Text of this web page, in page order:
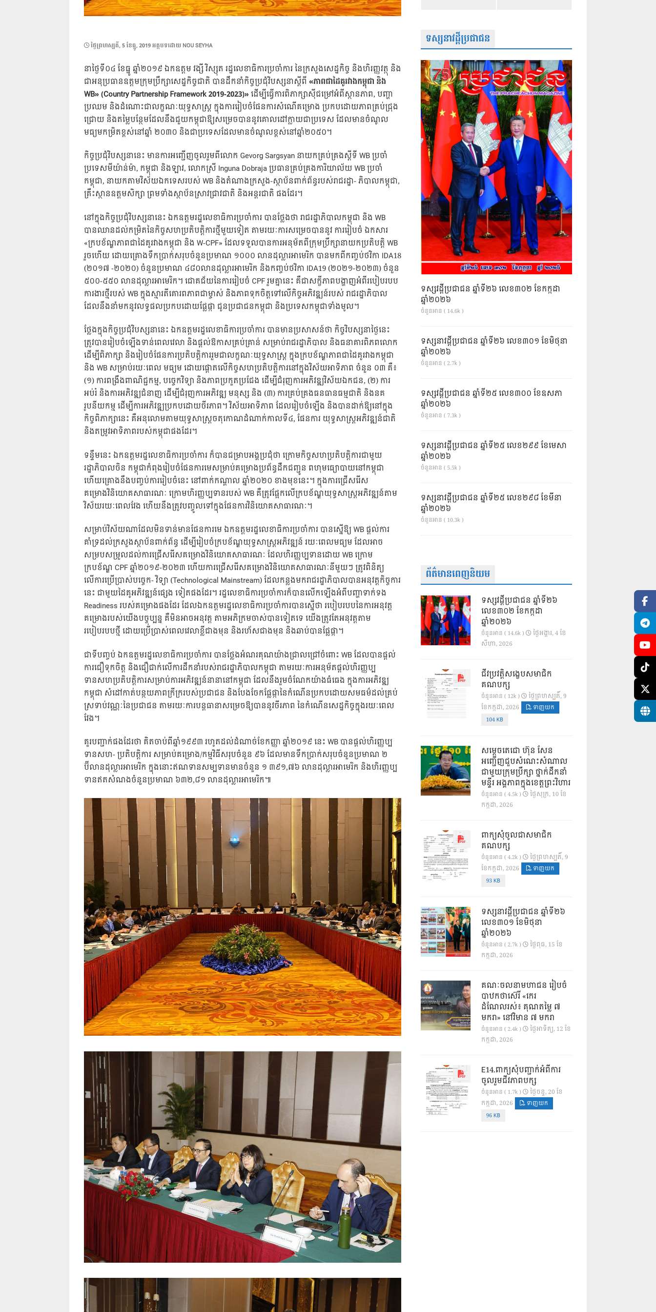
POSTED
ថ្ងៃ​ព្រហស្បតិ៍, 5 ខែ​ធ្នូ, 2019អត្ថបទដោយ NOU SEYHA
នាថ្ងៃទី០៤ ខែធ្នូ ឆ្នាំ២០១៩ ឯកឧត្តម វង្សី វិស្សុត រដ្ឋលេខាធិការប្រចាំការ នៃក្រសួងសេដ្ឋកិច្ច និងហិរញ្ញវត្ថុ និង
ជាអនុប្រធានឧត្តមក្រុមប្រឹក្សាសេដ្ឋកិច្ចជាតិ បានដឹកនាំកិច្ចប្រជុំវិបស្សនាស្តីពី«ភាពជាដៃគូរវាងកម្ពុជា និង
WB» (Country Partnership Framework 2019-2023)»ដើម្បីធ្វើការពិភាក្សាស៊ីជម្រៅអំពីស្ថានភាព, បញ្ហា
ប្រឈម និងដំណោះជាលក្ខណៈយុទ្ធសាស្រ្ដ ក្នុងការរៀបចំផែនការសំណើគម្រោង ប្រកបដោយភាពគ្រប់ជ្រុង
ជ្រោយ និងតម្លៃបន្ថែមដែលនឹងជួយកម្ពុជាឱ្យសម្រេចបាននូវគោលដៅក្លាយជាប្រទេស ដែលមានចំណូល
មធ្យមកម្រិតខ្ពស់នៅឆ្នាំ ២០៣០ និងជាប្រទេសដែលមានចំណូលខ្ពស់នៅឆ្នាំ២០៥០។
កិច្ចប្រជុំវិបស្សនានេះ មានការអញ្ជើញចូលរួមពីលោក Gevorg Sargsyan នាយកគ្រប់គ្រងស្តីទី WB ប្រចាំ
ប្រទេសមីយ៉ាន់ម៉ា, កម្ពុជា និងឡាវ, លោកស្រី Inguna Dobraja ប្រធានគ្រប់គ្រងការិយាល័យ WB ប្រចាំ
កម្ពុជា, នាយកតាមវិស័យឯកទេសរបស់ WB និងតំណាងក្រសួង-ស្ថាប័នពាក់ព័ន្ធរបស់រាជរដ្ឋា- ភិបាលកម្ពុជា,
គ្រឹះស្ថានឧត្តមសិក្សា ព្រមទាំងស្ថាប័នស្រាវជ្រាវជាតិ និងអន្តរជាតិ ផងដែរ។
នៅក្នុងកិច្ចប្រជុំវិបស្សនានេះ ឯកឧត្តមរដ្ឋលេខាធិការប្រចាំការ បានថ្លែងថា រាជរដ្ឋាភិបាលកម្ពុជា និង WB
បានឈានដល់កម្រិតនៃកិច្ចសហប្រតិបត្តិការថ្មីមួយទៀត តាមរយៈការសម្រេចបាននូវ ការរៀបចំ ឯកសារ
«ក្របខ័ណ្ឌភាពជាដៃគូរវាងកម្ពុជា និង W-CPF» ដែលទទួលបានការអនុម័តពីក្រុមប្រឹក្សានាយកប្រតិបត្តិ WB
រួចហើយ ដោយគ្រោងទឹកប្រាក់សរុបចំនួនប្រមាណ ១០០០ លានដុល្លារអាមេរិក បានមកពីកញ្ចប់ថវិកា IDA18
(២០១៧ -២០២០) ចំនួនប្រមាណ ៤៨០លានដុល្លារអាមេរិក និងកញ្ចប់ថវិកា IDA19 (២០២១-២០២៣) ចំនួន
៥០០-៥៥០ លានដុល្លារអាមេរិក។ ជោគជ័យនៃការរៀបចំ CPF រួមគ្នានេះ គឺជាសក្ខីភាពបង្ហាញអំពីរបៀបរបប
ការងារថ្មីរបស់ WB ក្នុងស្មារតីគោរពភាពជាម្ចាស់ និងភាពទុកចិត្តទៅលើកិច្ចអភិវឌ្ឍន៍របស់ រាជរដ្ឋាភិបាល
ដែលនឹងនាំមកនូវលទ្ធផលប្រកបដោយផ្លែផ្កា ជូនប្រជាជនកម្ពុជា និងប្រទេសកម្ពុជាទាំងមូល។
ថ្លែងក្នុងកិច្ចប្រជុំវិបស្សនានេះ ឯកឧត្តមរដ្ឋលេខាធិការប្រចាំការ បានមានប្រសាសន៍ថា កិច្ចវិបស្សនាថ្ងៃនេះ
ត្រូវបានរៀបចំឡើងទាន់ពេលវេលា និងផ្តល់ឱកាសគ្រប់គ្រាន់ សម្រាប់រាជរដ្ឋាភិបាល និងធនាគារពិភពលោក
ដើម្បីពិភាក្សា និងរៀបចំផែនការប្រតិបត្ដិការរួមជាលក្ខណៈយុទ្ធសាស្រ្ត ក្នុងក្របខ័ណ្ឌភាពជាដៃគូរវាងកម្ពុជា
និង WB សម្រាប់រយៈពេល មធ្យម ដោយផ្ដោតលើកិច្ចសហប្រតិបត្តិការនៅក្នុងវិស័យអាទិភាព ចំនួន ០៣ គឺ៖
(១) ការពង្រឹងពាណិជ្ជកម្ម, បច្ចេកវិទ្យា និងភាពប្រកួតប្រជែង ដើម្បីជំរុញការអភិវឌ្ឍវិស័យឯកជន, (២) ការ
អប់រំ និងការអភិវឌ្ឍជំនាញ ដើម្បីជំរុញការអភិវឌ្ឍ មនុស្ស និង (៣) ការគ្រប់គ្រងធនធានធម្មជាតិ និងនគ
រូបនីយកម្ម ដើម្បីការអភិវឌ្ឍប្រកបដោយចីរភាព។ វិស័យអាទិភាព ដែលរៀបចំឡើង និងបានដាក់ឱ្យនៅក្នុង
កិច្ចពិភាក្សានេះ គឺអនុលោមតាមយុទ្ធសាស្ត្រចតុកោណដំណាក់កាលទី៤, ផែនការ យុទ្ធសាស្រ្តអភិវឌ្ឍន៍ជាតិ
និងតម្រូវអាទិភាពរបស់កម្ពុជាផងដែរ។
ទន្ទឹមនេះ ឯកឧត្តមរដ្ឋលេខាធិការប្រចាំការ ក៏បានជម្រាបអង្គប្រជុំថា ក្រោមកិច្ចសហប្រតិបត្តិការជាមួយ
រដ្ឋាភិបាលចិន កម្ពុជាកំពុងរៀបចំផែនការមេសម្រាប់គម្រោងប្រព័ន្ធដឹកជញ្ជូន ពហុមធ្យោបាយនៅកម្ពុជា
ហើយគ្រោងនឹងបញ្ចប់ការរៀបចំនេះ នៅពាក់កណ្តាល ឆ្នាំ២០២០ ខាងមុខនេះ។ ក្នុងការជ្រើសរើស
គម្រោងវិនិយោគសាធារណៈ ក្រោមហិរញ្ញប្បទានរបស់ WB គឺត្រូវផ្អែកលើក្របខ័ណ្ឌយុទ្ធសាស្រ្ដអភិវឌ្ឍន៍តាម
វិស័យរយៈពេលវែង ហើយនឹងត្រូវបញ្ចូលទៅក្នុងផែនការវិនិយោគសាធារណៈ។
សម្រាប់វិស័យណាដែលមិនទាន់មានផែនការមេ ឯកឧត្តមរដ្ឋលេខាធិការប្រចាំការ បានស្នើឱ្យ WB ផ្តល់ការ
គាំទ្រដល់ក្រសួងស្ថាប័នពាក់ព័ន្ធ ដើម្បីរៀបចំក្របខ័ណ្ឌយុទ្ធសាស្រ្ដអភិវឌ្ឍន៍ រយៈពេលមធ្យម ដែលអាច
សម្របសម្រួលដល់ការជ្រើសរើសគម្រោងវិនិយោគសាធារណៈ ដែលហិរញ្ញប្បទានដោយ WB ក្រោម
ក្របខ័ណ្ឌ CPF ឆ្នាំ២០១៩-២០២៣ ហើយការជ្រើសរើសគម្រោងវិនិយោគសាធារណៈនីមួយៗ ត្រូវពិនិត្យ
លើការប្រើប្រាស់បច្ចេក- វិទ្យា (Technological Mainstream) ដែលកន្លងមករាជរដ្ឋាភិបាលបានអនុវត្តកិច្ចការ
នេះ ជាមួយដៃគូអភិវឌ្ឍន៍ផេ្សង ទៀតផងដែរ។ រដ្ឋលេខាធិការប្រចាំការក៏បានលើកឡើងអំពីបញ្ហាទាក់ទង
Readiness របស់គម្រោងផងដែរ ដែលឯកឧត្តមរដ្ឋលេខាធិការប្រចាំការបានស្នើថា របៀបរបបនៃការអនុវត្ត
គម្រោងរបស់យើងបច្ចុប្បន្ន គឺមិនអាចអនុវត្ត តាមអភិក្រមចាស់បានទៀតទេ យើងត្រូវតែអនុវត្តតាម
របៀបរបបថ្មី ដោយប្រើប្រាស់ពេលវេលាខ្លីជាងមុន និងរហ័សជាងមុន និងឆាប់បានផ្លែផ្កា។
ជាទីបញ្ចប់ ឯកឧត្តមរដ្ឋលេខាធិការប្រចាំការ បានថ្លែងអំណរគុណយ៉ាងជ្រាលជ្រៅចំពោះ WB ដែលបានផ្តល់
ការជឿទុកចិត្ត និងជឿជាក់លើការដឹកនាំរបស់រាជរដ្ឋាភិបាលកម្ពុជា តាមរយៈការអនុម័តផ្តល់ហិរញ្ញប្ប
ទានសហប្រតិបត្តិការសម្រាប់ការអភិវឌ្ឍន៍នានានៅកម្ពុជា ដែលនឹងរួមចំណែកយ៉ាងធំធេង ក្នុងការអភិវឌ្ឍ
កម្ពុជា សំដៅកាត់បន្ថយភាពក្រីក្ររបស់ប្រជាជន និងបែងចែកផ្លែផ្កានៃកំណើនប្រកបដោយសមធម៌ដល់គ្រប់
ស្រទាប់វណ្ណៈនៃប្រជាជន តាមរយៈការបន្តធានាសម្រេចឱ្យបាននូវចីរភាព នៃកំណើនសេដ្ឋកិច្ចក្នុងរយៈពេល
វែង។
គួរបញ្ជាក់ផងដែរថា គិតចាប់ពីឆ្នាំ១៩៩៣ រហូតដល់ដំណាច់ខែកញ្ញា ឆ្នាំ២០១៩ នេះ WB បានផ្តល់ហិរញ្ញប្ប
ទានសហ- ប្រតិបត្តិការ សម្រាប់គម្រោង/កម្មវិធីសរុបចំនួន ៩៦ ដែលមានទឹកប្រាក់សរុបចំនួនប្រមាណ ២
ប៊ីលានដុល្លារអាមេរិក ក្នុងនោះឥណទានសម្បទានមានចំនួន ១ ៣៩១,៧៦ លានដុល្លារអាមេរិក និងហិរញ្ញប្ប
ទានឥតសំណងចំនួនប្រមាណ ៦៣២,៨១ លានដុល្លារអាមេរិក៕
ទស្សនាវដ្តីប្រជាជន
ទស្សវដ្តីប្រជាជន ឆ្នាំទី២៦ លេខ៣០២ ខែកក្កដា
ឆ្នាំ២០២៦
ចំនួនអាន ( 14.6k )
ទស្សនាវដ្ដីប្រជាជន ឆ្នាំទី២៦ លេខ៣០១ ខែមិថុនា
ឆ្នាំ២០២៦
ចំនួនអាន ( 2.7k )
ទស្សវដ្តីប្រជាជន ឆ្នាំទី២៥ លេខ៣០០ ខែឧសភា
ឆ្នាំ២០២៦
ចំនួនអាន ( 7.3k )
ទស្សនាវដ្ដីប្រជាជន ឆ្នាំទី២៥ លេខ២៩៩ ខែមេសា
ឆ្នាំ២០២៦
ចំនួនអាន ( 5.5k )
ទស្សនាវដ្ដីប្រជាជន ឆ្នាំទី២៥ លេខ២៩៨ ខែមីនា
ឆ្នាំ២០២៦
ចំនួនអាន ( 10.3k )
ព័ត៌មានពេញនិយម
ទស្សវដ្តីប្រជាជន ឆ្នាំទី២៦
លេខ៣០២ ខែកក្កដា
ឆ្នាំ២០២៦
ចំនួនអាន ( 14.6k )
ថ្ងៃ​អង្គារ, 4 ខែ​
សីហា, 2026
ជីវប្រវត្តិសង្ខេបសមាជិក
គណបក្ស
ចំនួនអាន ( 12k )
ថ្ងៃ​ព្រហស្បតិ៍, 9
ខែ​កក្កដា, 2026
ទាញយក
104 KB
សម្តេចតេជោ ហ៊ុន សែន
អញ្ជើញជួបសំណេះសំណាល
ជាមួយក្រុមប្រឹក្សា ថ្នាក់ដឹកនាំ
មន្ទីរ អង្គភាពក្នុងខេត្តព្រះវិហារ
ចំនួនអាន ( 4.5k )
ថ្ងៃ​សុក្រ, 10 ខែ​
កក្កដា, 2026
ពាក្យសុំចូលជាសមាជិក
គណបក្ស
ចំនួនអាន ( 4.2k )
ថ្ងៃ​ព្រហស្បតិ៍, 9
ខែ​កក្កដា, 2026
ទាញយក
93 KB
ទស្សនាវដ្ដីប្រជាជន ឆ្នាំទី២៦
លេខ៣០១ ខែមិថុនា
ឆ្នាំ២០២៦
ចំនួនអាន ( 2.7k )
ថ្ងៃ​ពុធ, 15 ខែ​
កក្កដា, 2026
គណៈចលនាមហាជន រៀបចំ
បាឋកថាស៊េរី «កេរ
ដំណែលរស់៖ គុណតម្លៃ ៧
មករា» នៅវិមាន ៧ មករា
ចំនួនអាន ( 2.4k )
ថ្ងៃ​អាទិត្យ, 12 ខែ​
កក្កដា, 2026
E14.ពាក្យសុំបញ្ជាក់អំពីការ
ចូលរួមជីវភាពបក្ស
ចំនួនអាន ( 1.7k )
ថ្ងៃ​ចន្ទ, 20 ខែ​
កក្កដា, 2026
ទាញយក
96 KB